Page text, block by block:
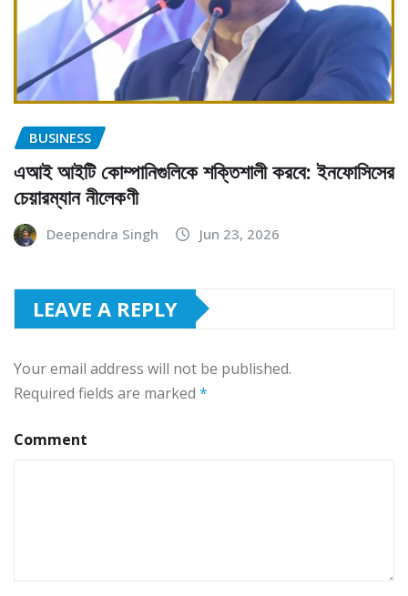
BUSINESS
এআই আইটি কোম্পানিগুলিকে শক্তিশালী করবে: ইনফোসিসের
চেয়ারম্যান নীলেকণী
Deependra Singh Jun 23, 2026
LEAVE A REPLY
Your email address will not be published.
Required fields are marked *
Comment